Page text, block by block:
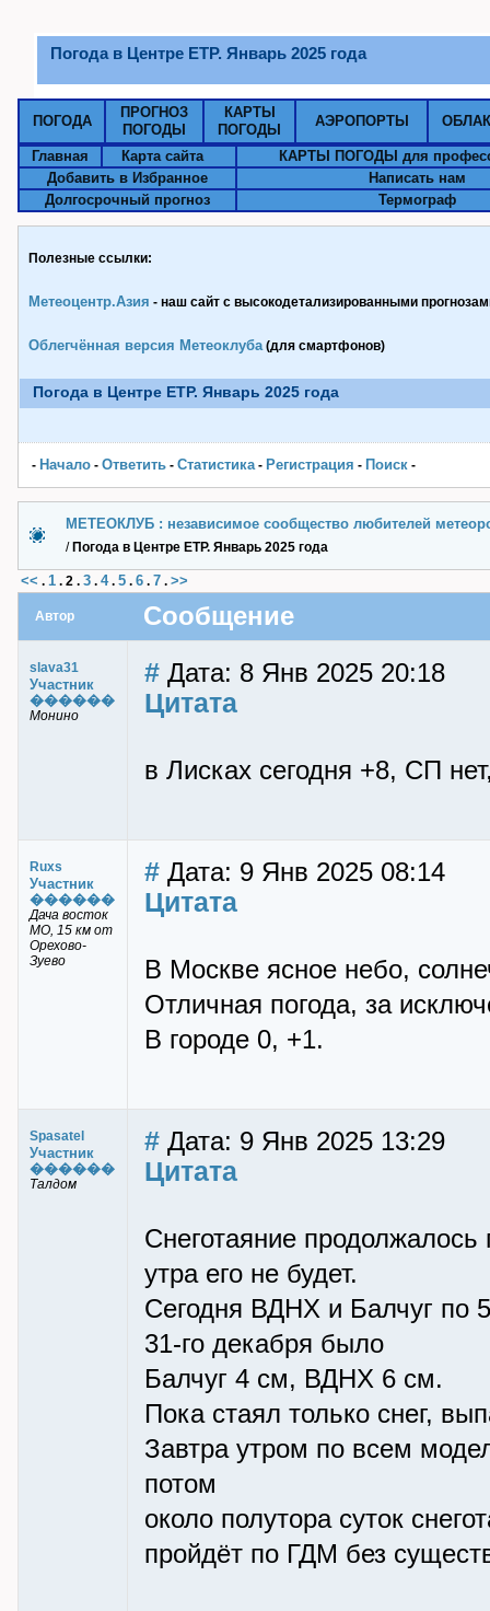
Погода в Центре ЕТР. Январь 2025 года
ПОГОДА
ПРОГНОЗ
ПОГОДЫ
КАРТЫ
ПОГОДЫ
АЭРОПОРТЫ
Главная Карта сайта
КАРТЫ ПОГОДЫ для
Добавить в Избранное
Написать нам
Долгосрочный прогноз
Термограф
Полезные ссылки:
Метеоцентр.Азия - наш сайт с высокодетализированными
Облегчённая версия Метеоклуба(для смартфонов)
Погода в Центре ЕТР. Январь 2025 года
- Начало - Ответить - Статистика- Pегистрация - Поиск -
МЕТЕОКЛУБ : независимое сообщество любителей
/ Погода в Центре ЕТР. Январь 2025 года
<< . 1 . 2 . 3 . 4. 5 . 6 . 7 . >>
Автор Сообщение
slava31
Участник
������
Монино
# Дата: 8 Янв 2025 20:18
Цитата
в Лисках сегодня +8, СП
Ruxs
Участник
������
Дача восток
МО, 15 км от
Орехово-
Зуево
# Дата: 9 Янв 2025 08:14
Цитата
В Москве ясное небо,
Отличная погода, за
В городе 0, +1.
Spasatel
Участник
������
Талдом
# Дата: 9 Янв 2025 13:29
Цитата
Снеготаяние продолжалось
утра его не будет.
Сегодня ВДНХ и Балчуг по
31-го декабря было
Балчуг 4 см, ВДНХ 6 см.
Пока стаял только снег,
Завтра утром по всем
потом
около полутора суток
пройдёт по ГДМ без